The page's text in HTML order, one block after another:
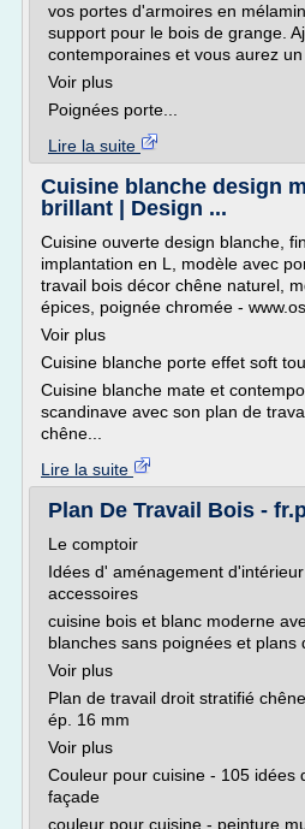
vos portes d'armoires en
support pour le bois de grange.
contemporaines et vous aurez
Voir plus
Poignées porte...
Lire la suite
Cuisine blanche design
brillant | Design ...
Cuisine ouverte design blanche,
implantation en L, modèle avec
travail bois décor chêne naturel,
épices, poignée chromée -
Voir plus
Cuisine blanche porte effet soft
Cuisine blanche mate et
scandinave avec son plan de
chêne...
Lire la suite
Plan De Travail Bois -
Le comptoir
Idées d' aménagement
accessoires
cuisine bois et blanc moderne
blanches sans poignées et plans
Voir plus
Plan de travail droit stratifié
ép. 16 mm
Voir plus
Couleur pour cuisine - 105 idées
façade
couleur pour cuisine - peinture